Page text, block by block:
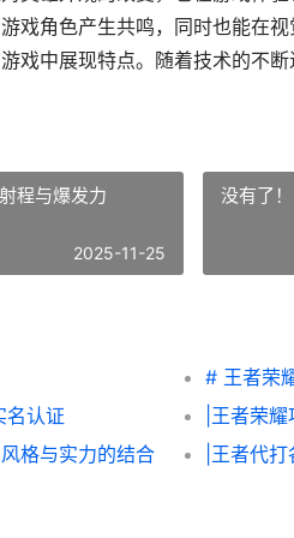
戏角色产生共鸣，同时也能在
戏中展现特点。随着技术的不
程与爆发力
2025-11-25
没有了！
# 王者荣
名认证
格与实力的结合
|王者代